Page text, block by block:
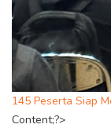
145 Peserta Siap
Content;?>